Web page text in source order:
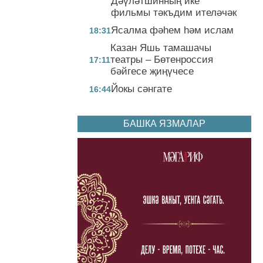
фильмы тәкъдим ителәчәк
18:31Ясалма фәһем һәм ислам
17:11
Казан Яшь тамашачы
театры – Бөтенроссия
бәйгесе җиңүчесе
16:44Йокы сәнгате
БАШКА ЯЗМАЛАР